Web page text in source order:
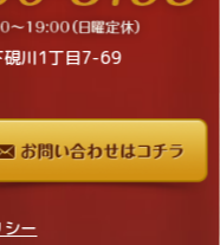
川1丁目7-69
ー